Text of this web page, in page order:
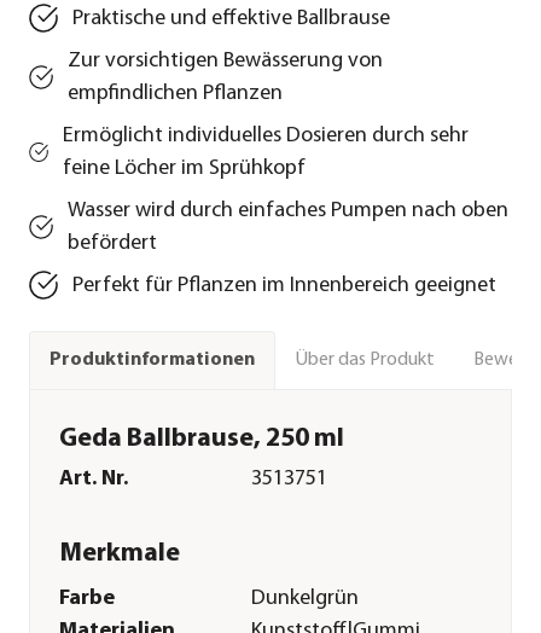
Praktische und effektive Ballbrause
Zur vorsichtigen Bewässerung von
empfindlichen Pflanzen
Ermöglicht individuelles Dosieren durch sehr
feine Löcher im Sprühkopf
Wasser wird durch einfaches Pumpen nach oben
befördert
Perfekt für Pflanzen im Innenbereich geeignet
Produktinformationen Über das Produkt
Geda Ballbrause, 250 ml
Art. Nr. 3513751
Merkmale
Farbe
Dunkelgrün